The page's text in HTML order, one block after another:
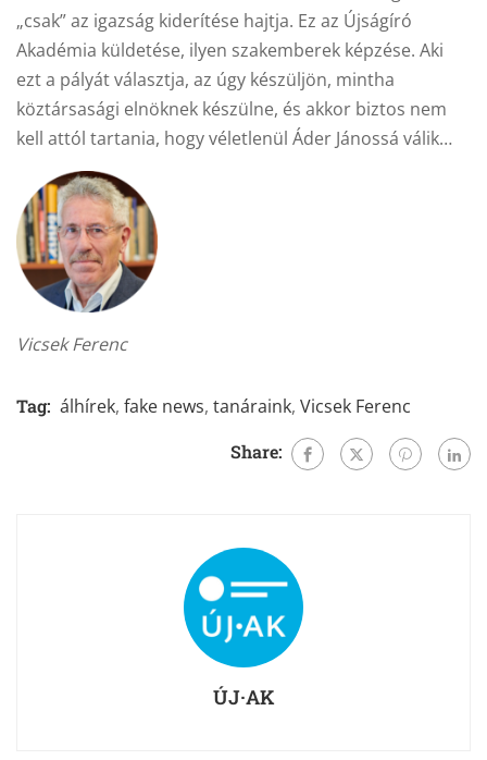
„csak” az igazság kiderítése hajtja. Ez az Újságíró
Akadémia küldetése, ilyen szakemberek képzése. Aki
ezt a pályát választja, az úgy készüljön, mintha
köztársasági elnöknek készülne, és akkor biztos nem
kell attól tartania, hogy véletlenül Áder Jánossá válik…
Vicsek Ferenc
Tag: álhírek, fake news, tanáraink, Vicsek Ferenc
Share:
ÚJ·AK